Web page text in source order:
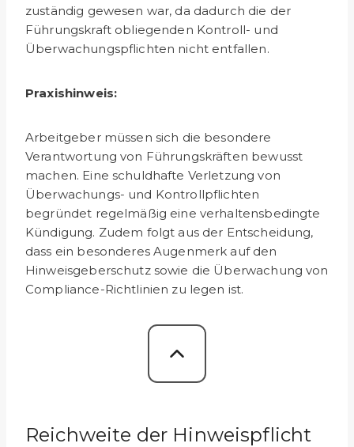
zuständig gewesen war, da dadurch die der
Führungskraft ob­liegenden Kontroll- und
Überwachungspflichten nicht entfallen.
Praxishinweis:
Arbeitgeber müssen sich die besondere
Verantwortung von Führungskräften bewusst
machen. Eine schuldhafte Verlet­zung von
Überwachungs- und Kontrollpflichten
begründet re­gelmäßig eine verhaltensbedingte
Kündigung. Zudem folgt aus der Entscheidung,
dass ein besonderes Augenmerk auf den
Hinweisgeberschutz sowie die Überwachung von
Compli­ance-Richtlinien zu legen ist.
Reichweite der Hinweispflicht